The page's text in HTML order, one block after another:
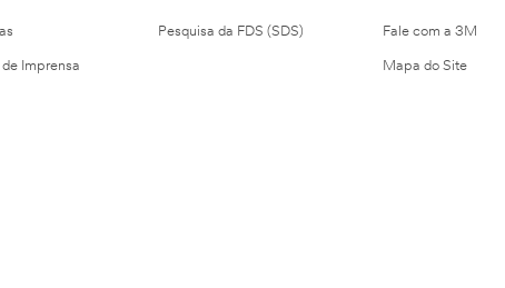
Imprensa
Pesquisa da FDS (SDS) Fale com a 3M
Mapa do Site